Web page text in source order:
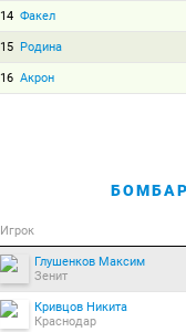
14 Факел
15 Родина
16 Акрон
Игрок
Глушенков Максим
Зенит
Кривцов Никита
Краснодар